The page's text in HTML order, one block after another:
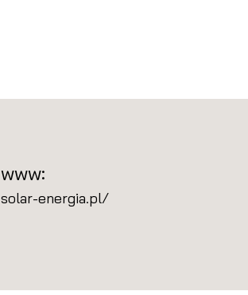
www:
solar-energia.pl/